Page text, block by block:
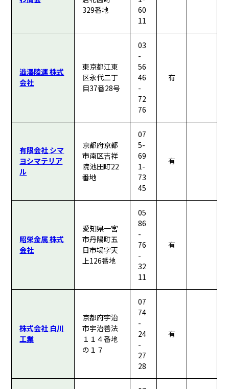
329番地
60
11
澁澤陸運 株式
会社
東京都江東
区永代二丁
目37番28号
03
-
56
46
-
72
76
有
有限会社 シマ
ヨシマテリア
ル
京都府京都
市南区吉祥
院池田町22
番地
07
5-
69
1-
73
45
有
昭栄金属 株式
会社
愛知県一宮
市丹陽町五
日市場字天
上126番地
05
86
-
76
-
32
11
有
株式会社 白川
工業
京都府宇治
市宇治善法
１１４番地
の１７
07
74
-
24
-
27
28
有